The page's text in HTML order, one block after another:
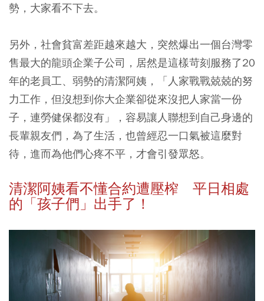
勢，大家看不下去。
另外，社會貧富差距越來越大，突然爆出一個台灣零
售最大的龍頭企業子公司，居然是這樣苛刻服務了20
年的老員工、弱勢的清潔阿姨，「人家戰戰兢兢的努
力工作，但沒想到你大企業卻從來沒把人家當一份
子，連勞健保都沒有」，容易讓人聯想到自己身邊的
長輩親友們，為了生活，也曾經忍一口氣被這麼對
待，進而為他們心疼不平，才會引發眾怒。
清潔阿姨看不懂合約遭壓榨 平日相處
的「孩子們」出手了！